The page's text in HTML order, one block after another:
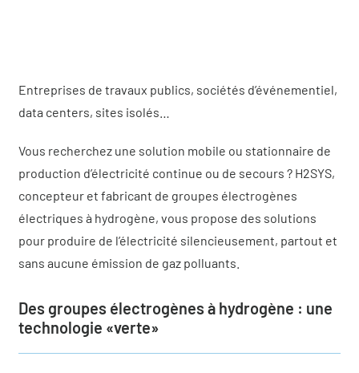
Entreprises de travaux publics, sociétés d’événementiel,
data centers, sites isolés…
Vous recherchez une solution mobile ou stationnaire de
production d’électricité continue ou de secours ? H2SYS,
concepteur et fabricant de groupes électrogènes
électriques à hydrogène, vous propose des solutions
pour produire de l’électricité silencieusement, partout et
sans aucune émission de gaz polluants.
Des groupes électrogènes à hydrogène : une
technologie «verte»